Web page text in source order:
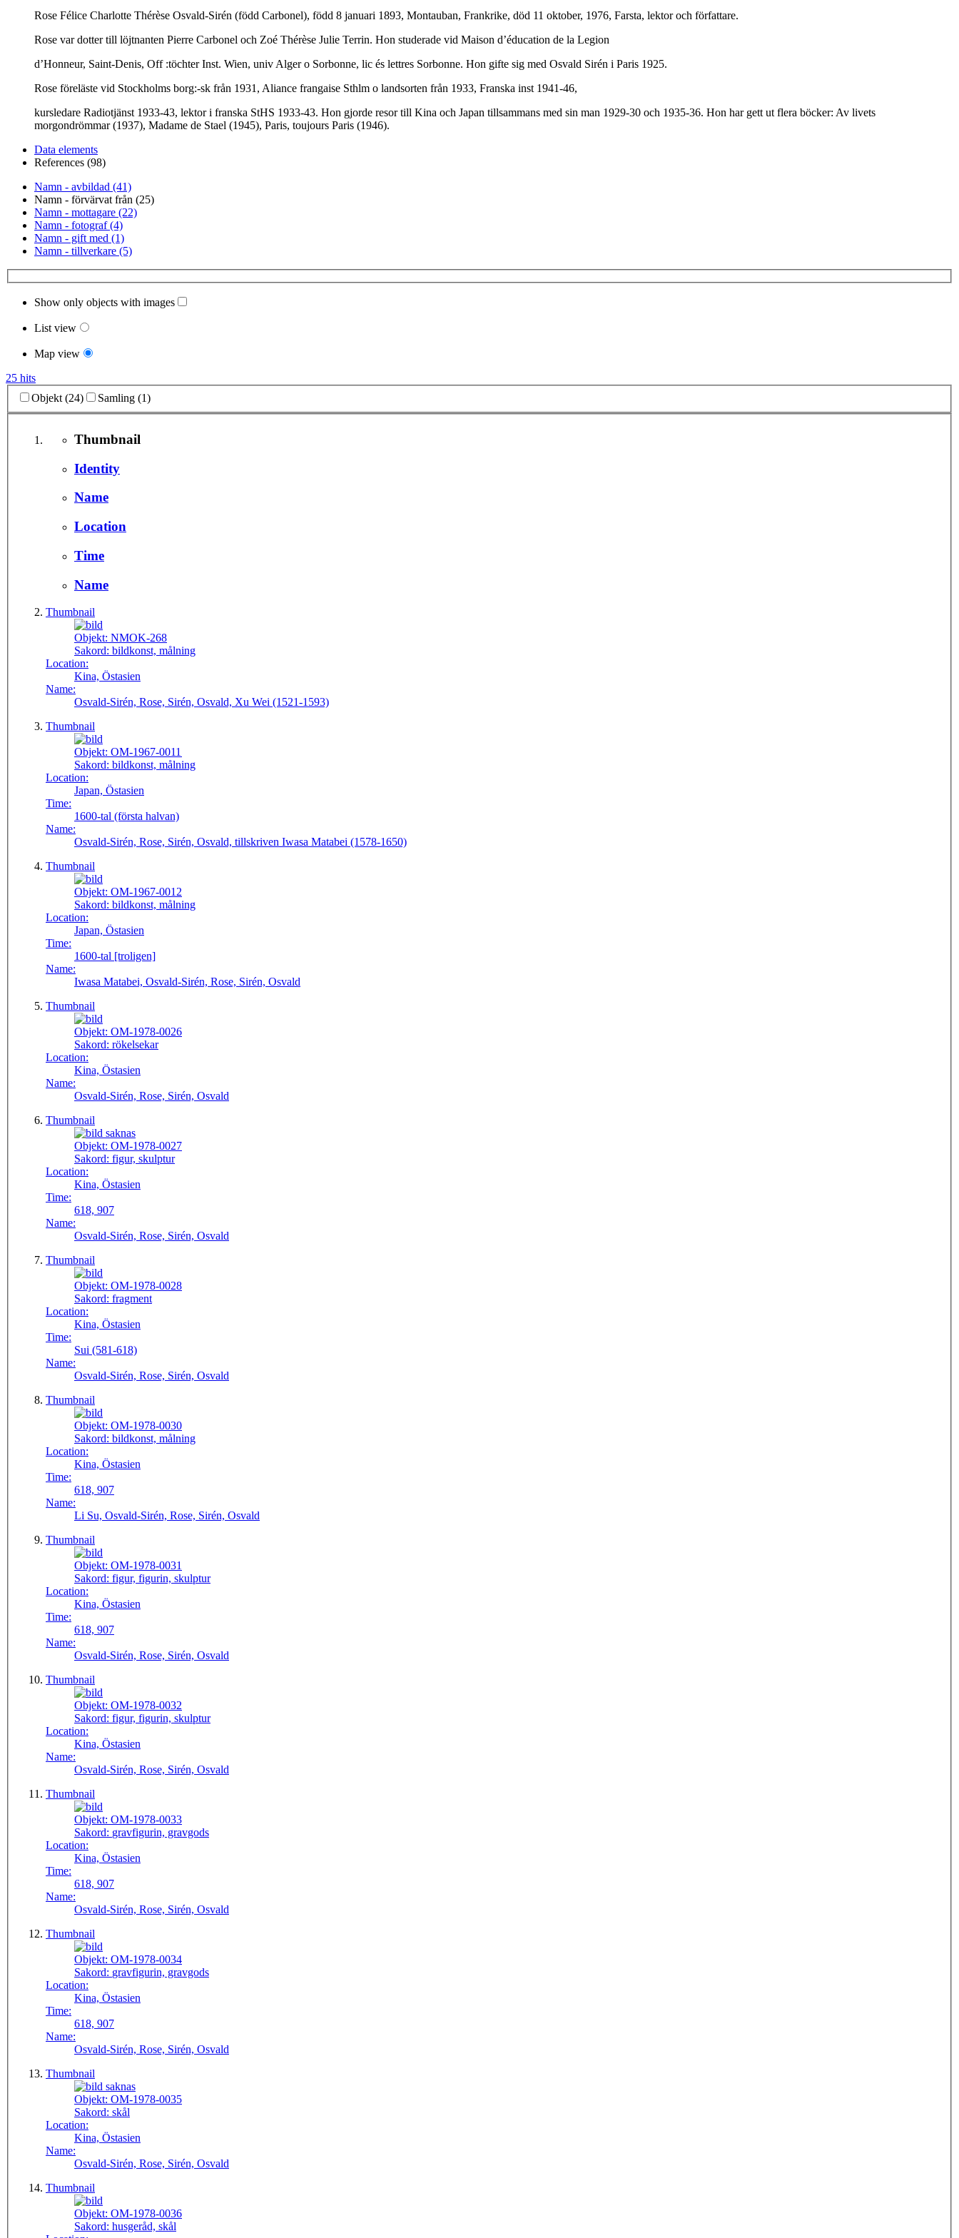
Rose Félice Charlotte Thérèse Osvald-Sirén (född Carbonel), född 8 januari 1893, Montauban, Frankrike, död 11 oktober, 1976, Farsta, lektor och författare.
Rose var dotter till löjtnanten Pierre Carbonel och Zoé Thérèse Julie Terrin. Hon studerade vid Maison d’éducation de la Legion
d’Honneur, Saint-Denis, Off :töchter Inst. Wien, univ Alger o Sorbonne, lic és lettres Sorbonne. Hon gifte sig med Osvald Sirén i Paris 1925.
Rose föreläste vid Stockholms borg:-sk från 1931, Aliance frangaise Sthlm o landsorten från 1933, Franska inst 1941-46,
kursledare Radiotjänst 1933-43, lektor i franska StHS 1933-43. Hon gjorde resor till Kina och Japan tillsammans med sin man 1929-30 och 1935-36. Hon har gett ut flera böcker: Av livets
morgondrömmar (1937), Madame de Stael (1945), Paris, toujours Paris (1946).
Data elements
References (98)
Namn - avbildad (41)
Namn - förvärvat från (25)
Namn - mottagare (22)
Namn - fotograf (4)
Namn - gift med (1)
Namn - tillverkare (5)
Show only objects with images
List view
Map view
25 hits
Objekt (24)
Samling (1)
Thumbnail
Identity
Name
Location
Time
Name
Thumbnail
Objekt: NMOK-268
Sakord: bildkonst, målning
Location:
Kina, Östasien
Name:
Osvald-Sirén, Rose, Sirén, Osvald, Xu Wei (1521-1593)
Thumbnail
Objekt: OM-1967-0011
Sakord: bildkonst, målning
Location:
Japan, Östasien
Time:
1600-tal (första halvan)
Name:
Osvald-Sirén, Rose, Sirén, Osvald, tillskriven Iwasa Matabei (1578-1650)
Thumbnail
Objekt: OM-1967-0012
Sakord: bildkonst, målning
Location:
Japan, Östasien
Time:
1600-tal [troligen]
Name:
Iwasa Matabei, Osvald-Sirén, Rose, Sirén, Osvald
Thumbnail
Objekt: OM-1978-0026
Sakord: rökelsekar
Location:
Kina, Östasien
Name:
Osvald-Sirén, Rose, Sirén, Osvald
Thumbnail
Objekt: OM-1978-0027
Sakord: figur, skulptur
Location:
Kina, Östasien
Time:
618, 907
Name:
Osvald-Sirén, Rose, Sirén, Osvald
Thumbnail
Objekt: OM-1978-0028
Sakord: fragment
Location:
Kina, Östasien
Time:
Sui (581-618)
Name:
Osvald-Sirén, Rose, Sirén, Osvald
Thumbnail
Objekt: OM-1978-0030
Sakord: bildkonst, målning
Location:
Kina, Östasien
Time:
618, 907
Name:
Li Su, Osvald-Sirén, Rose, Sirén, Osvald
Thumbnail
Objekt: OM-1978-0031
Sakord: figur, figurin, skulptur
Location:
Kina, Östasien
Time:
618, 907
Name:
Osvald-Sirén, Rose, Sirén, Osvald
Thumbnail
Objekt: OM-1978-0032
Sakord: figur, figurin, skulptur
Location:
Kina, Östasien
Name:
Osvald-Sirén, Rose, Sirén, Osvald
Thumbnail
Objekt: OM-1978-0033
Sakord: gravfigurin, gravgods
Location:
Kina, Östasien
Time:
618, 907
Name:
Osvald-Sirén, Rose, Sirén, Osvald
Thumbnail
Objekt: OM-1978-0034
Sakord: gravfigurin, gravgods
Location:
Kina, Östasien
Time:
618, 907
Name:
Osvald-Sirén, Rose, Sirén, Osvald
Thumbnail
Objekt: OM-1978-0035
Sakord: skål
Location:
Kina, Östasien
Name:
Osvald-Sirén, Rose, Sirén, Osvald
Thumbnail
Objekt: OM-1978-0036
Sakord: husgeråd, skål